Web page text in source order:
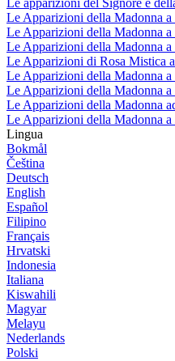
Le Apparizioni della Madonna a
Le Apparizioni della Madonna a
Le Apparizioni della Madonna
Le Apparizioni di Rosa Mistica
Le Apparizioni della Madonna a
Le Apparizioni della Madonna
Le Apparizioni della Madonna
Le Apparizioni della Madonna a
Lingua
Bokmål
Čeština
Deutsch
English
Español
Filipino
Français
Hrvatski
Indonesia
Italiana
Kiswahili
Magyar
Melayu
Nederlands
Polski